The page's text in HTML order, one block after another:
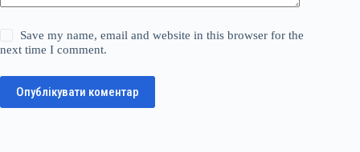
Save my name, email and website in this browser for the
next time I comment.
Опублікувати коментар